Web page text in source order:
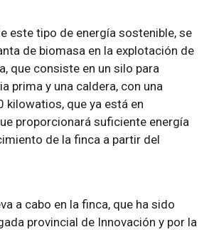
este tipo de energía sostenible, se
de biomasa en la explotación de
que consiste en un silo para
prima y una caldera, con una
kilowatios, que ya está en
proporcionará suficiente energía
de la finca a partir del
a cabo en la finca, que ha sido
provincial de Innovación y por la